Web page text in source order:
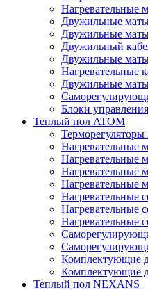
Нагревательные
Двужильные
Двужильные
Двужильный
Двужильные
Нагревательные
Двужильные
Блоки
Теплый пол ATOM
Нагревательные
Нагревательные
Нагревательные
Нагревательные
Комплектующие
Комплектующие
Теплый пол NEXANS